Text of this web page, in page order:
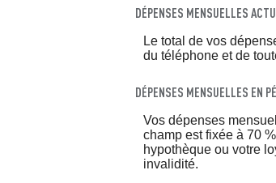
DÉPENSES MENSUELLES
Le total de vos
du téléphone et de
DÉPENSES MENSUELLES EN
Vos dépenses
champ est fixée à 70
hypothèque ou votre
invalidité.